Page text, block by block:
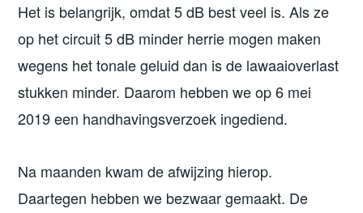
Het is belangrijk, omdat 5 dB best veel is. Als ze
op het circuit 5 dB minder herrie mogen maken
wegens het tonale geluid dan is de lawaaioverlast
stukken minder. Daarom hebben we op 6 mei
2019 een handhavingsverzoek ingediend.
Na maanden kwam de afwijzing hierop.
Daartegen hebben we bezwaar gemaakt. De